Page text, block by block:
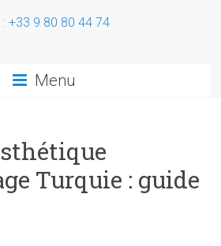
:+33 9 80 80 44 74
Menu
Turquie : guide